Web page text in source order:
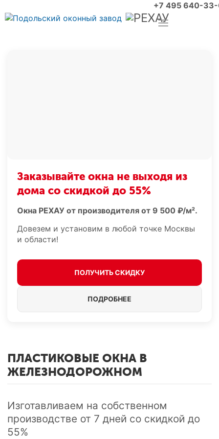
+7 495 640-
Заказывайте окна не выходя из
дома со скидкой до 55%
Окна РЕХАУ от производителя от 9 500 ₽/м².
Довезем и установим в любой точке Москвы
и области!
ПОЛУЧИТЬ СКИДКУ
ПОДРОБНЕЕ
ПЛАСТИКОВЫЕ ОКНА В
ЖЕЛЕЗНОДОРОЖНОМ
Изготавливаем на собственном
производстве от 7 дней cо скидкой до
55%